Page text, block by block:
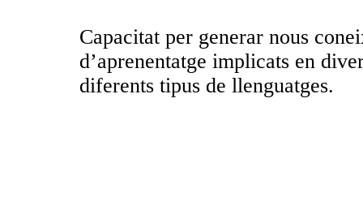
Capacitat per generar nous
d’aprenentatge implicats en
diferents tipus de llenguatges.